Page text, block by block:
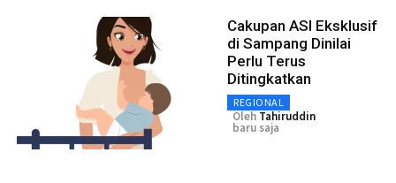
Cakupan ASI Eksklusif
di Sampang Dinilai
Perlu Terus
Ditingkatkan
REGIONAL
Oleh Tahiruddin
baru saja